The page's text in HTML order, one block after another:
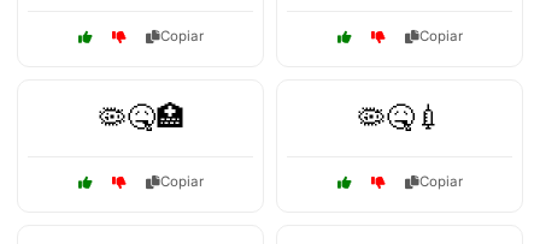
Copiar Copiar
🦠🤒🏥
Copiar
🦠🤒💉
Copiar